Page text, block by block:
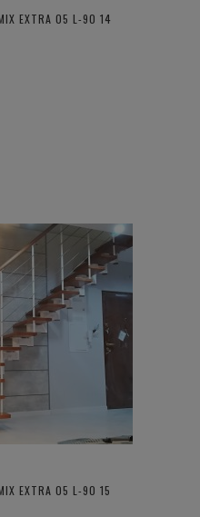
EXTRA 05 L-90 14
EXTRA 05 L-90 15